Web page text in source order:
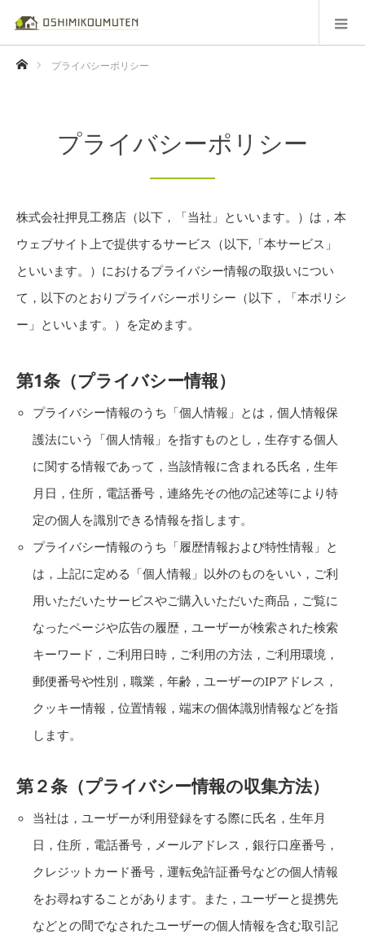
ホームプライバシーポリシー
プライバシーポリシー
株式会社押見工務店（以下，「当社」といいます。）は，本
ウェブサイト上で提供するサービス（以下,「本サービス」
といいます。）におけるプライバシー情報の取扱いについ
て，以下のとおりプライバシーポリシー（以下，「本ポリシ
ー」といいます。）を定めます。
第1条（プライバシー情報）
プライバシー情報のうち「個人情報」とは，個人情報保
護法にいう「個人情報」を指すものとし，生存する個人
に関する情報であって，当該情報に含まれる氏名，生年
月日，住所，電話番号，連絡先その他の記述等により特
定の個人を識別できる情報を指します。
プライバシー情報のうち「履歴情報および特性情報」と
は，上記に定める「個人情報」以外のものをいい，ご利
用いただいたサービスやご購入いただいた商品，ご覧に
なったページや広告の履歴，ユーザーが検索された検索
キーワード，ご利用日時，ご利用の方法，ご利用環境，
郵便番号や性別，職業，年齢，ユーザーのIPアドレス，
クッキー情報，位置情報，端末の個体識別情報などを指
します。
第２条（プライバシー情報の収集方法）
当社は，ユーザーが利用登録をする際に氏名，生年月
日，住所，電話番号，メールアドレス，銀行口座番号，
クレジットカード番号，運転免許証番号などの個人情報
をお尋ねすることがあります。また，ユーザーと提携先
などとの間でなされたユーザーの個人情報を含む取引記